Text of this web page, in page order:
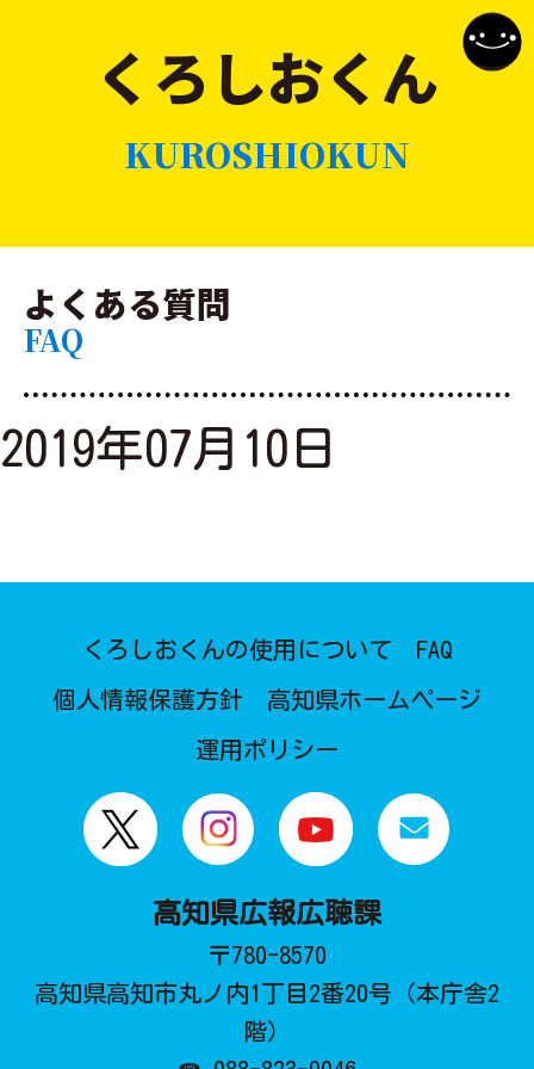
くろしおくん
KUROSHIOKUN
よくある質問
FAQ
2019年07月10日
くろしおくんの使用について FAQ
個人情報保護方針 高知県ホームページ
運用ポリシー
高知県広報広聴課
〒780-8570
高知県高知市丸ノ内1丁目2番20号（本庁舎2
階）